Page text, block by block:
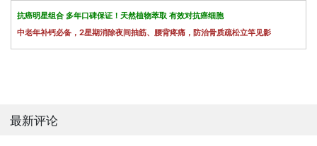
抗癌明星组合 多年口碑保证！天然植物萃取 有效对抗癌细胞
中老年补钙必备，2星期消除夜间抽筋、腰背疼痛，防治骨质疏松立竿见影
最新评论